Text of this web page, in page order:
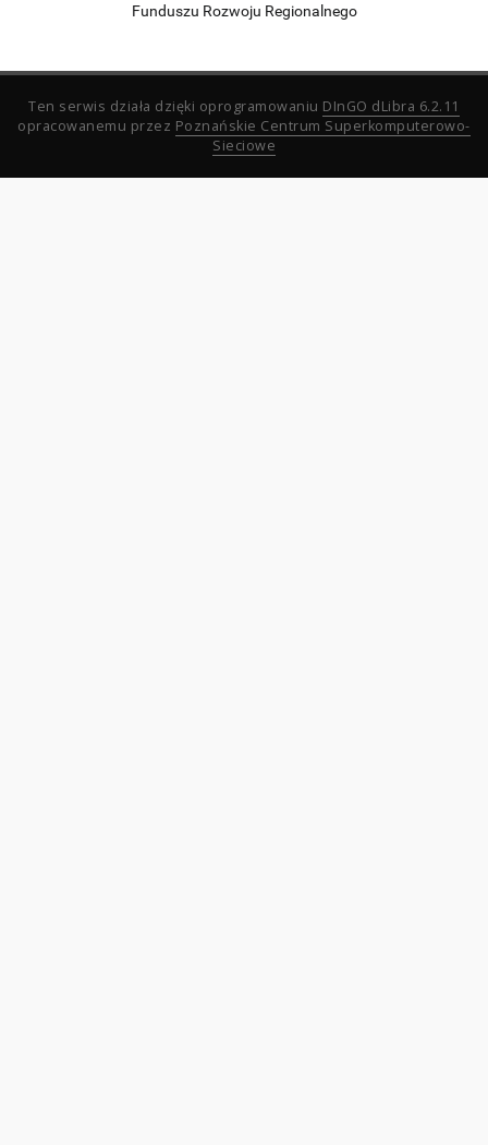
Funduszu Rozwoju Regionalnego
Ten serwis działa dzięki oprogramowaniu DInGO dLibra 6.2.11
opracowanemu przez Poznańskie Centrum Superkomputerowo-
Sieciowe